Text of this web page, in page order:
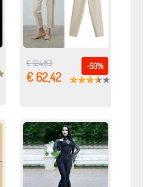
-50%
€ 124,83
€ 62,42